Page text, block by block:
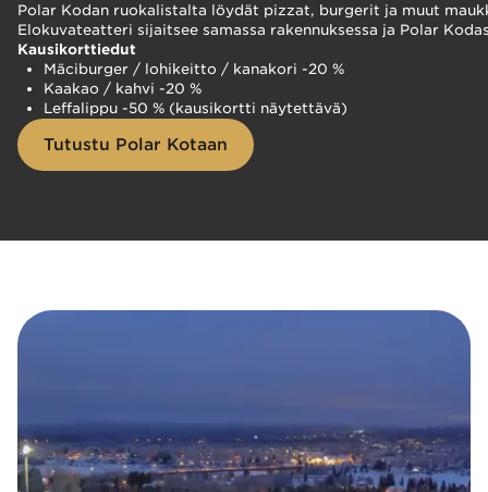
Polar Kodan ruokalistalta löydät pizzat, burgerit ja muut
Elokuvateatteri sijaitsee samassa rakennuksessa ja Polar
Kausikorttiedut
Mäciburger / lohikeitto / kanakori -20 %
Kaakao / kahvi -20 %
Leffalippu -50 % (kausikortti näytettävä)
Tutustu Polar Kotaan